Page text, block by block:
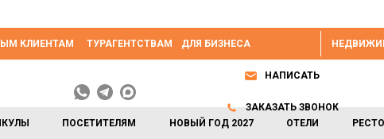
КЛИЕНТАМ ТУРАГЕНТСТВАМ ДЛЯ БИЗНЕСА
ПОСЕТИТЕЛЯМ НОВЫЙ ГОД 2027 ОТЕЛИ
НАПИСАТЬ
ЗАКАЗАТЬ ЗВОНОК